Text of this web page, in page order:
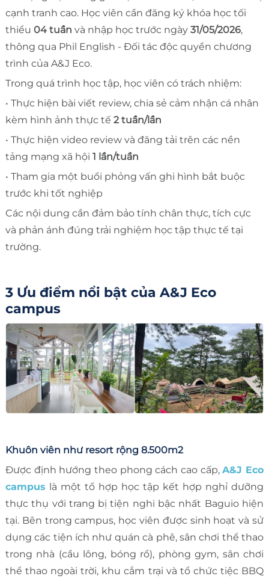
cạnh tranh cao. Học viên cần đăng ký khóa học tối
thiểu 04 tuần và nhập học trước ngày 31/05/2026,
thông qua Phil English - Đối tác độc quyền chương
trình của A&J Eco.
Trong quá trình học tập, học viên có trách nhiệm:
• Thực hiện bài viết review, chia sẻ cảm nhận cá nhân
kèm hình ảnh thực tế 2 tuần/lần
• Thực hiện video review và đăng tải trên các nền
tảng mạng xã hội 1 lần/tuần
• Tham gia một buổi phỏng vấn ghi hình bắt buộc
trước khi tốt nghiệp
Các nội dung cần đảm bảo tính chân thực, tích cực
và phản ánh đúng trải nghiệm học tập thực tế tại
trường.
3 Ưu điểm nổi bật của A&J Eco
campus
Khuôn viên như resort rộng 8.500m2
Được định hướng theo phong cách cao cấp,A&J Eco
campus là một tổ hợp học tập kết hợp nghỉ dưỡng
thực thụ với trang bị tiện nghi bậc nhất Baguio hiện
tại. Bên trong campus, học viên được sinh hoạt và sử
dụng các tiện ích như quán cà phê, sân chơi thể thao
trong nhà (cầu lông, bóng rổ), phòng gym, sân chơi
thể thao ngoài trời, khu cắm trại và tổ chức tiệc BBQ